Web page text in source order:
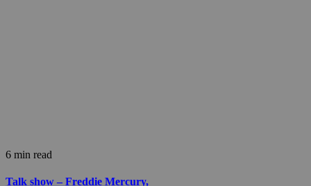
6 min read
Talk show – Freddie Mercury,